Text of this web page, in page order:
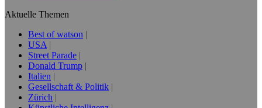
Aktuelle Themen
Best of watson
USA
Street Parade
Donald Trump
Italien
Gesellschaft & Politik
Zürich